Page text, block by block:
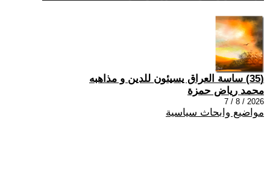
(35) ساسة العراق يسيئون للدين و مذاهبه
محمد رياض حمزة
2026 / 8 / 7
مواضيع وابحاث سياسية